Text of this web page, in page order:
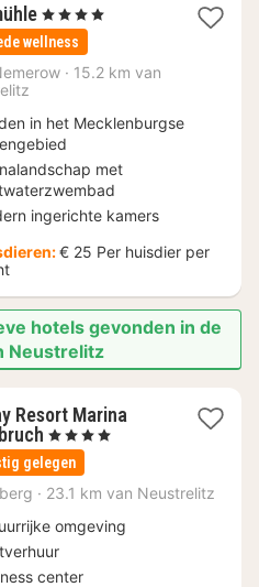
1
nacht
vanaf
€
, 4 Sterren
wellness
· 15.2 km van
in het Mecklenburgse
met
ingerichte kamers
€ 25 Per huisdier per
hotels gevonden in de
Neustrelitz
Resort Marina
2
nachten
vanaf
€
, 4 Sterren
gelegen
· 23.1 km van Neustrelitz
omgeving
center